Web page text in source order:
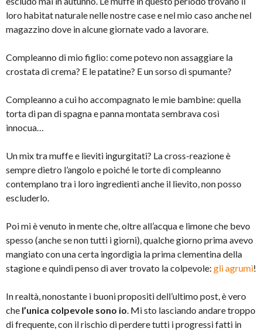
loro habitat naturale nelle nostre case e nel mio caso anche nel
magazzino dove in alcune giornate vado a lavorare.
Compleanno di mio figlio: come potevo non assaggiare la
crostata di crema? E le patatine? E un sorso di spumante?
Compleanno a cui ho accompagnato le mie bambine: quella
torta di pan di spagna e panna montata sembrava così
innocua…
Un mix tra muffe e lieviti ingurgitati? La cross-reazione è
sempre dietro l’angolo e poiché le torte di compleanno
contemplano tra i loro ingredienti anche il lievito, non posso
escluderlo.
Poi mi è venuto in mente che, oltre all’acqua e limone che bevo
spesso (anche se non tutti i giorni), qualche giorno prima avevo
mangiato con una certa ingordigia la prima clementina della
stagione e quindi penso di aver trovato la colpevole: gli agrumi!
In realtà, nonostante i buoni propositi dell’ultimo post, è vero
che l’unica colpevole sono io. Mi sto lasciando andare troppo
di frequente, con il rischio di perdere tutti i progressi fatti in